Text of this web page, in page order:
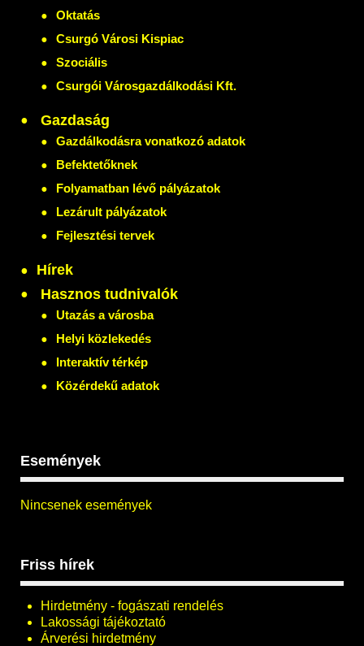
Oktatás
Csurgó Városi Kispiac
Szociális
Csurgói Városgazdálkodási Kft.
Gazdaság
Gazdálkodásra vonatkozó adatok
Befektetőknek
Folyamatban lévő pályázatok
Lezárult pályázatok
Fejlesztési tervek
Hírek
Hasznos tudnivalók
Utazás a városba
Helyi közlekedés
Interaktív térkép
Közérdekű adatok
Események
Nincsenek események
Friss hírek
Hirdetmény - fogászati rendelés
Lakossági tájékoztató
Árverési hirdetmény